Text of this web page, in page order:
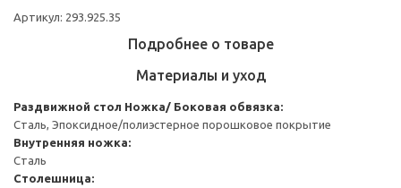
Артикул: 293.925.35
Подробнее о товаре
Материалы и уход
Раздвижной стол Ножка/ Боковая обвязка:
Сталь, Эпоксидное/полиэстерное порошковое покрытие
Внутренняя ножка:
Сталь
Столешница: